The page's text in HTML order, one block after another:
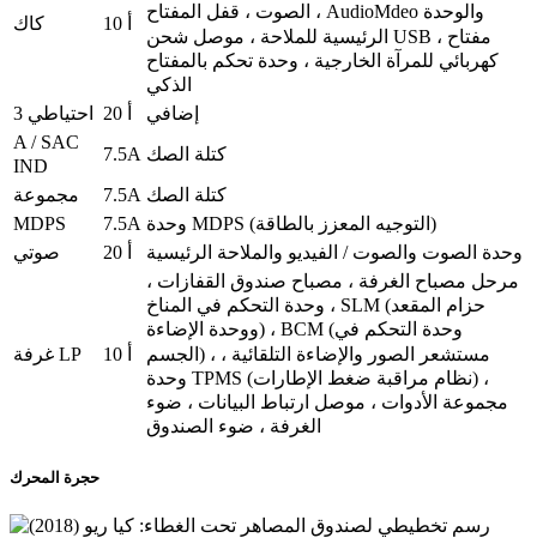
كاك
الصوت ، قفل المفتاح ، AudioMdeo والوحدة
الرئيسية للملاحة ، موصل شحن USB ، مفتاح
كهربائي للمرآة الخارجية ، وحدة تحكم بالمفتاح
الذكي
احتياطي 3
إضافي
A / SAC
IND
7.5A كتلة الصك
مجموعة
7.5A كتلة الصك
MDPS
7.5A
وحدة MDPS (التوجيه المعزز بالطاقة)
صوتي
وحدة الصوت والصوت / الفيديو والملاحة الرئيسية
غرفة LP
مرحل مصباح الغرفة ، مصباح صندوق القفازات ،
وحدة التحكم في المناخ ، SLM (حزام المقعد
ووحدة الإضاءة) ، BCM (وحدة التحكم في
الجسم) ، مستشعر الصور والإضاءة التلقائية ،
وحدة TPMS (نظام مراقبة ضغط الإطارات) ،
مجموعة الأدوات ، موصل ارتباط البيانات ، ضوء
الغرفة ، ضوء الصندوق
حجرة المحرك